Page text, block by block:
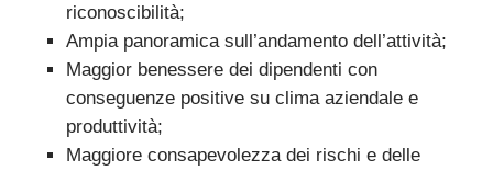
riconoscibilità;
Ampia panoramica sull’andamento dell’attività;
Maggior benessere dei dipendenti con
conseguenze positive su clima aziendale e
produttività;
Maggiore consapevolezza dei rischi e delle